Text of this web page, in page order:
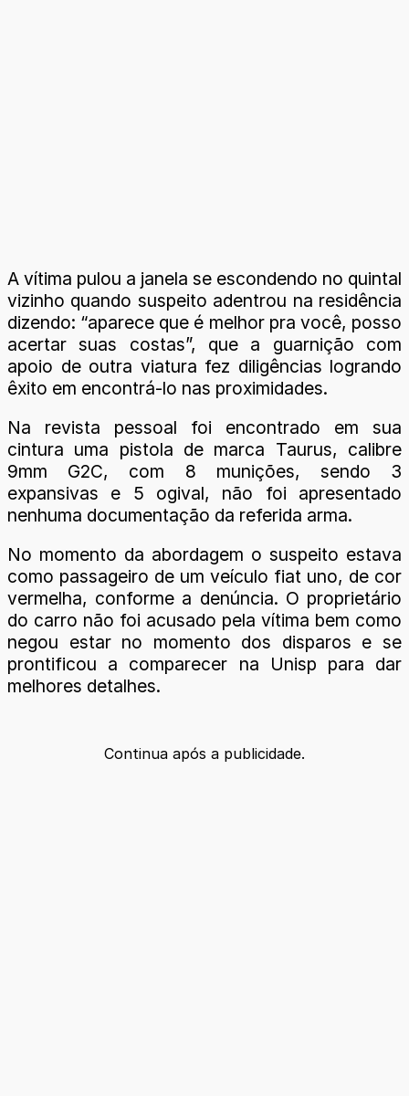
A vítima pulou a janela se escondendo no quintal
vizinho quando suspeito adentrou na residência
dizendo: “aparece que é melhor pra você, posso
acertar suas costas”, que a guarnição com
apoio de outra viatura fez diligências logrando
êxito em encontrá-lo nas proximidades.
Na revista pessoal foi encontrado em sua
cintura uma pistola de marca Taurus, calibre
9mm G2C, com 8 munições, sendo 3
expansivas e 5 ogival, não foi apresentado
nenhuma documentação da referida arma.
No momento da abordagem o suspeito estava
como passageiro de um veículo fiat uno, de cor
vermelha, conforme a denúncia. O proprietário
do carro não foi acusado pela vítima bem como
negou estar no momento dos disparos e se
prontificou a comparecer na Unisp para dar
melhores detalhes.
Continua após a publicidade.